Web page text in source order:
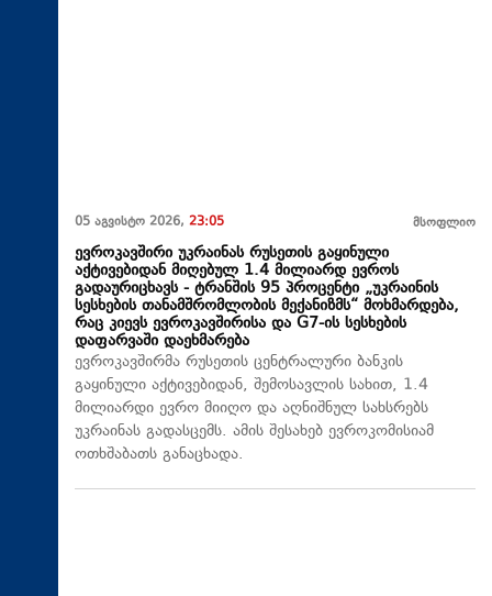
05 აგვისტო 2026, 23:05 მსოფლიო
ევროკავშირი უკრაინას რუსეთის გაყინული
აქტივებიდან მიღებულ 1.4 მილიარდ ევროს
გადაურიცხავს - ტრანშის 95 პროცენტი „უკრაინის
სესხების თანამშრომლობის მექანიზმს“ მოხმარდება,
რაც კიევს ევროკავშირისა და G7-ის სესხების
დაფარვაში დაეხმარება
ევროკავშირმა რუსეთის ცენტრალური ბანკის
გაყინული აქტივებიდან, შემოსავლის სახით, 1.4
მილიარდი ევრო მიიღო და აღნიშნულ სახსრებს
უკრაინას გადასცემს. ამის შესახებ ევროკომისიამ
ოთხშაბათს განაცხადა.